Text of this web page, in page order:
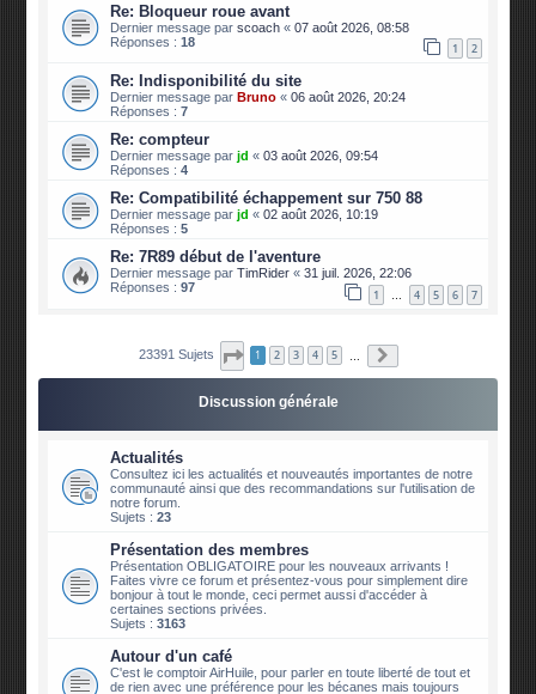
Re: Bloqueur roue avant
Dernier message parscoach «07 août 2026, 08:58
Réponses :18 1 2
Re: Indisponibilité du site
Dernier message par Bruno «06 août 2026, 20:24
Réponses :7
Re: compteur
Dernier message parjd «03 août 2026, 09:54
Réponses :4
Re: Compatibilité échappement sur 750 88
Dernier message parjd «02 août 2026, 10:19
Réponses :5
Re: 7R89 début de l'aventure
Dernier message parTimRider «31 juil. 2026, 22:06
Réponses :97 1 … 4 5 6 7
23391 Sujets Page 1sur2340
1 2 3 4 5 …
Discussion générale
Actualités
Consultez ici les actualités et nouveautés importantes de notre
communauté ainsi que des recommandations sur l'utilisation de
notre forum.
Sujets :23
Présentation des membres
Présentation OBLIGATOIRE pour les nouveaux arrivants !
Faites vivre ce forum et présentez-vous pour simplement dire
bonjour à tout le monde, ceci permet aussi d'accéder à
certaines sections privées.
Sujets :3163
Autour d'un café
C'est le comptoir AirHuile, pour parler en toute liberté de tout et
de rien avec une préférence pour les bécanes mais toujours